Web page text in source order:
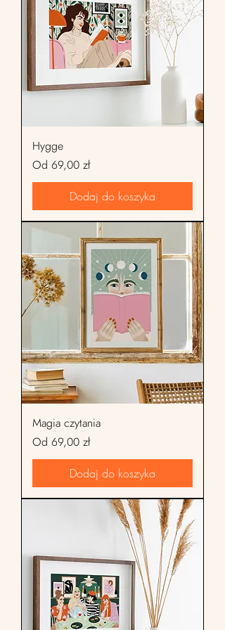
Hygge
Od 69,00 zł
Cena rabatowa
Dodaj do koszyka
Magia czytania
Od 69,00 zł
Cena rabatowa
Dodaj do koszyka